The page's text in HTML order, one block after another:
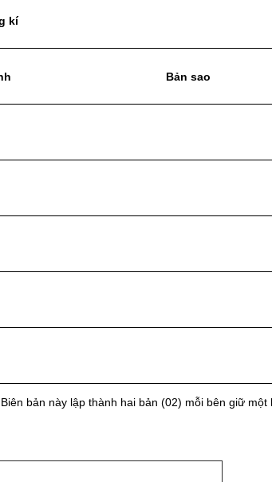
kí
Bản sao
bản này lập thành hai bản (02) mỗi bên giữ một